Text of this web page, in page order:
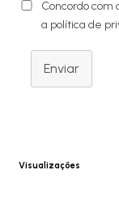
Concordo com
a política de
Enviar
Visualizações